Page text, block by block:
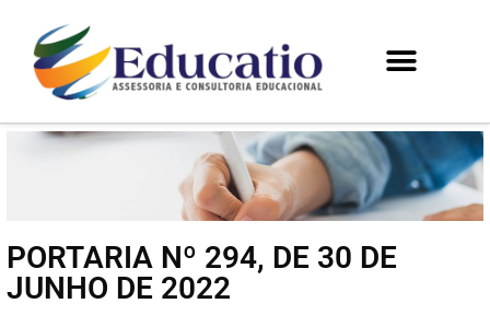
PORTARIA Nº 294, DE 30 DE
JUNHO DE 2022